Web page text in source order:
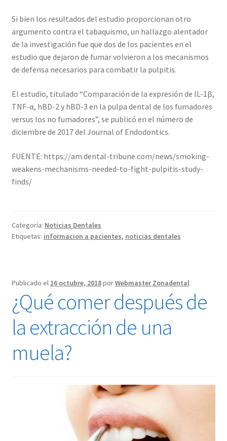
Si bien los resultados del estudio proporcionan otro
argumento contra el tabaquismo, un hallazgo alentador
de la investigación fue que dos de los pacientes en el
estudio que dejaron de fumar volvieron a los mecanismos
de defensa necesarios para combatir la pulpitis.
El estudio, titulado “Comparación de la expresión de IL-1β,
TNF-α, hBD-2 y hBD-3 en la pulpa dental de los fumadores
versus los no fumadores”, se publicó en el número de
diciembre de 2017 del Journal of Endodontics.
FUENTE: https://am.dental-tribune.com/news/smoking-
weakens-mechanisms-needed-to-fight-pulpitis-study-
finds/
Categoría: Noticias Dentales
Etiquetas: informacion a pacientes, noticias dentales
Publicado el 16 octubre, 2018porWebmaster Zonadental
¿Qué comer después de
la extracción de una
muela?